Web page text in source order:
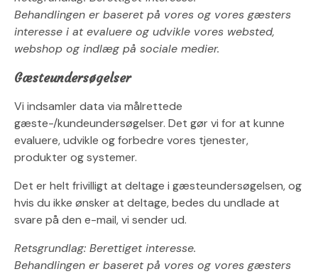
Behandlingen er baseret på vores og vores gæsters
interesse i at evaluere og udvikle vores websted,
webshop og indlæg på sociale medier.
Gæsteundersøgelser
Vi indsamler data via målrettede
gæste-/kundeundersøgelser. Det gør vi for at kunne
evaluere, udvikle og forbedre vores tjenester,
produkter og systemer.
Det er helt frivilligt at deltage i gæsteundersøgelsen, og
hvis du ikke ønsker at deltage, bedes du undlade at
svare på den e-mail, vi sender ud.
Retsgrundlag: Berettiget interesse.
Behandlingen er baseret på vores og vores gæsters